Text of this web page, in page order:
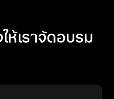
ห้เราจัดอบรม